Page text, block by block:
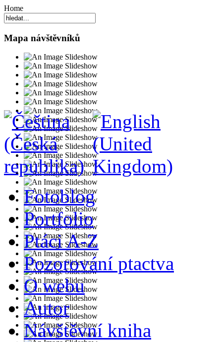
Home
Mapa návštěvníků
Fotoblog
Portfolio
Ptáci A-Z
Pozorování ptactva
O webu
Autor
Návštěvní kniha